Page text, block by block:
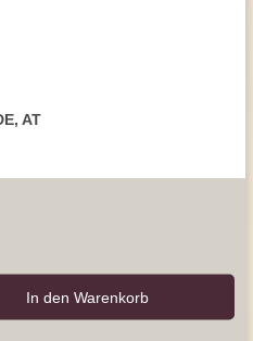
AT
In den Warenkorb